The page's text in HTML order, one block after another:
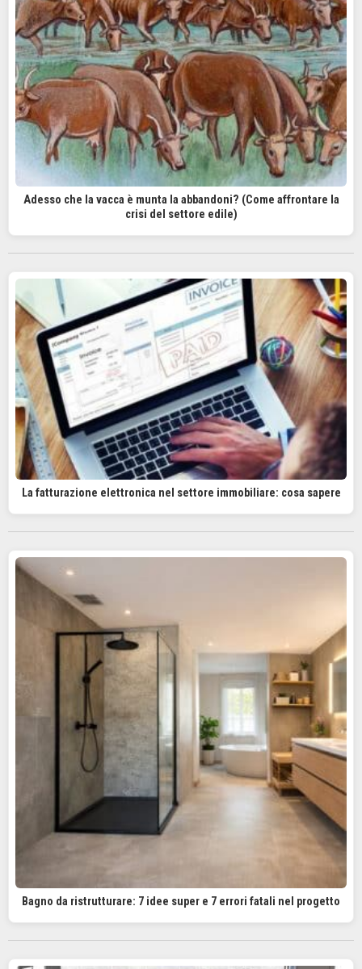
Adesso che la vacca è munta la abbandoni? (Come affrontare la
crisi del settore edile)
La fatturazione elettronica nel settore immobiliare: cosa sapere
Bagno da ristrutturare: 7 idee super e 7 errori fatali nel progetto